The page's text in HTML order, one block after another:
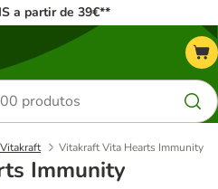
a partir de 39€**
Vitakraft Vitakraft Vita Hearts Immunity
Immunity